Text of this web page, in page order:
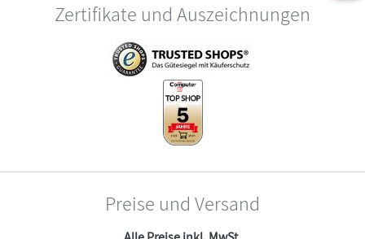
Zertifikate und Auszeichnungen
Preise und Versand